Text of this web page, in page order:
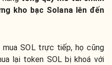
kho bạc Solana lên đến
SOL trực tiếp, họ cũng
lại token SOL bị khoá với